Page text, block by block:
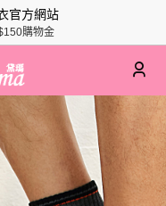
官方網站
購物金